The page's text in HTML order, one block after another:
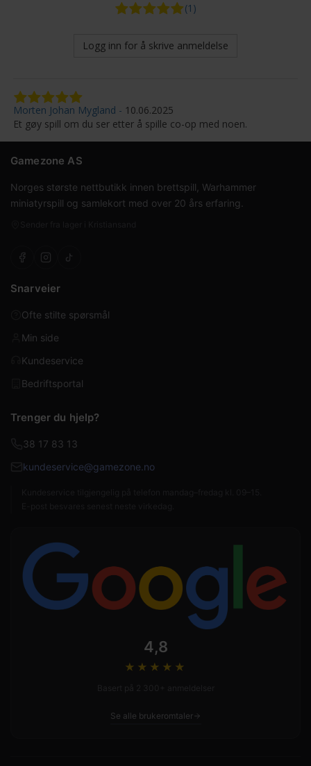
(1)
Logg inn for å skrive anmeldelse
Morten Johan Mygland
10.06.2025
Et gøy spill om du ser etter å spille co-op med noen.
Gamezone AS
Norges største nettbutikk innen brettspill, Warhammer
miniatyrspill og samlekort med over 20 års erfaring.
Snarveier
Ofte stilte spørsmål
Min side
Kundeservice
Bedriftsportal
Trenger du hjelp?
38 17 83 13
kundeservice@gamezone.no
4,8
★★★★ ★
Se alle brukeromtaler